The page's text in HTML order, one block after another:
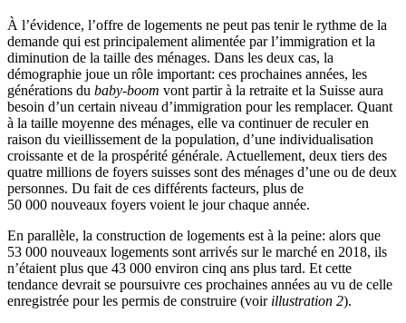
À l’évidence, l’offre de logements ne peut pas tenir le rythme de la
demande qui est principalement alimentée par l’immigration et la
diminution de la taille des ménages. Dans les deux cas, la
démographie joue un rôle important: ces prochaines années, les
générations du baby-boom vont partir à la retraite et la Suisse aura
besoin d’un certain niveau d’immigration pour les remplacer. Quant
à la taille moyenne des ménages, elle va continuer de reculer en
raison du vieillissement de la population, d’une individualisation
croissante et de la prospérité générale. Actuellement, deux tiers des
quatre millions de foyers suisses sont des ménages d’une ou de deux
personnes. Du fait de ces différents facteurs, plus de
50 000 nouveaux foyers voient le jour chaque année.
En parallèle, la construction de logements est à la peine: alors que
53 000 nouveaux logements sont arrivés sur le marché en 2018, ils
n’étaient plus que 43 000 environ cinq ans plus tard. Et cette
tendance devrait se poursuivre ces prochaines années au vu de celle
enregistrée pour les permis de construire (voir illustration 2).